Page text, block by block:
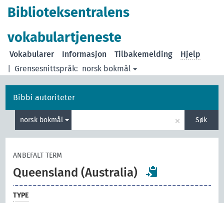
Biblioteksentralens
vokabulartjeneste
Grensesnittspråk: norsk bokmål
Vokabularer Informasjon Tilbakemelding Hjelp
Bibbi autoriteter
norsk bokmål × Søk
ANBEFALT TERM
Queensland (Australia)
TYPE